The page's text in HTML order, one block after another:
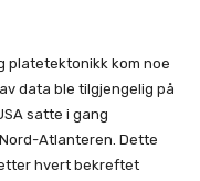
platetektonikk kom noe
data ble tilgjengelig på
satte i gang
Atlanteren. Dette
hvert bekreftet